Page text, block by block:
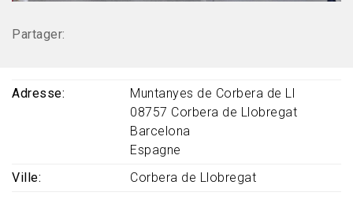
Partager:
Adresse
Muntanyes de Corbera de Ll
08757 Corbera de Llobregat
Barcelona
Espagne
Ville
Corbera de Llobregat